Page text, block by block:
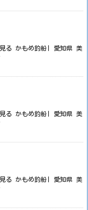
る かもめ釣船| 愛知県 美
る かもめ釣船| 愛知県 美
る かもめ釣船| 愛知県 美